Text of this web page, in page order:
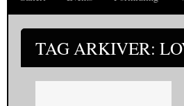
TAG ARKIVER: